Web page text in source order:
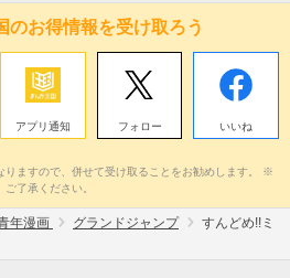
のお得情報を受け取ろう
アプリ通知 フォロー いいね
ますので、併せて受け取ることをお勧めします。 ※
了承ください。
年漫画 グランドジャンプ
すんどめ!!ミ